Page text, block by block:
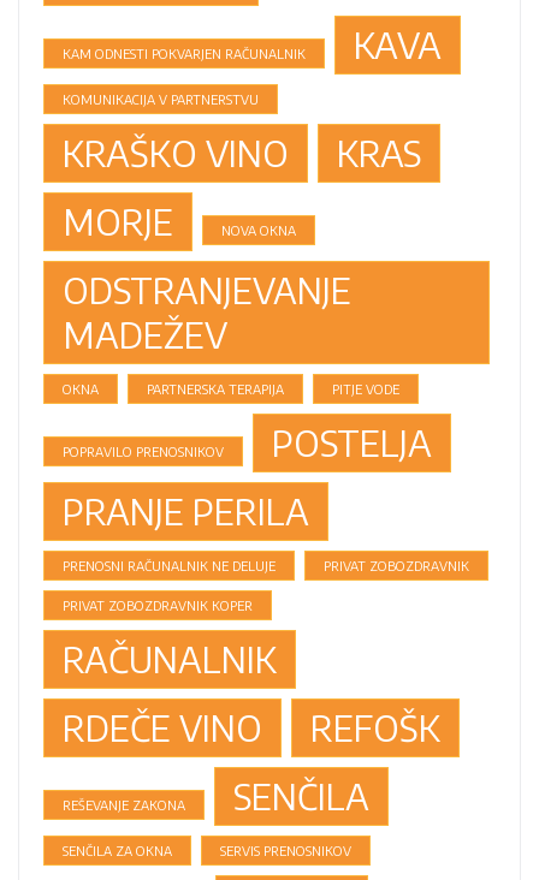
KAM ODNESTI POKVARJEN RAČUNALNIK KAVA
KOMUNIKACIJA V PARTNERSTVU
KRAŠKO VINO
KRAS
MORJE
NOVA OKNA
ODSTRANJEVANJE
MADEŽEV
OKNA PARTNERSKA TERAPIJA PITJE VODE
POPRAVILO PRENOSNIKOV
POSTELJA
PRANJE PERILA
PRENOSNI RAČUNALNIK NE DELUJE PRIVAT ZOBOZDRAVNIK
PRIVAT ZOBOZDRAVNIK KOPER
RAČUNALNIK
RDEČE VINO
REFOŠK
REŠEVANJE ZAKONA SENČILA
SENČILA ZA OKNA SERVIS PRENOSNIKOV